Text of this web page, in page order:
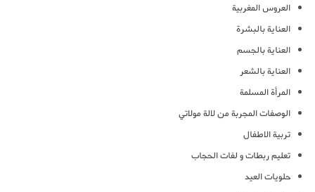
العروس المغربية
العناية بالبشرة
العناية بالجسم
العناية بالشعر
المرأة المسلمة
الوصفات المجربة من لالة مولاتي
تربية الاطفال
تعليم ربطات و لفات الحجاب
حلويات العيد